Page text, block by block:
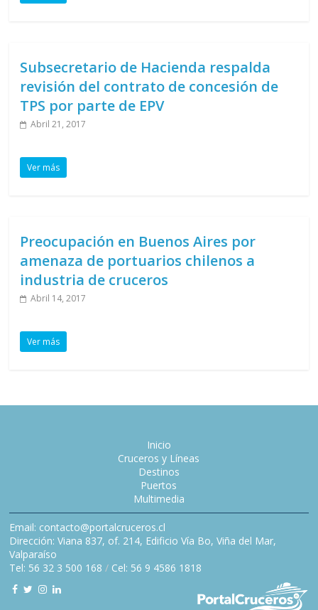
Subsecretario de Hacienda respalda
revisión del contrato de concesión de
TPS por parte de EPV
Abril 21, 2017
Ver más
Preocupación en Buenos Aires por
amenaza de portuarios chilenos a
industria de cruceros
Abril 14, 2017
Ver más
Inicio
Cruceros y Líneas
Destinos
Puertos
Multimedia
Email: contacto@portalcruceros.cl
Dirección: Viana 837, of. 214, Edificio Vía Bo, Viña del Mar,
Valparaíso
Tel: 56 32 3 500 168 / Cel: 56 9 4586 1818